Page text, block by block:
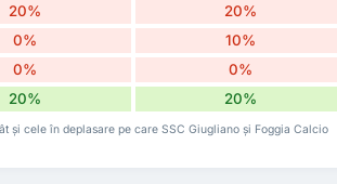
20% 20%
0% 10%
0% 0%
20% 20%
cele în deplasare pe care SSC Giugliano și Foggia Calcio